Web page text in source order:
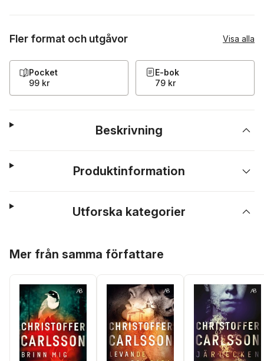
Fler format och utgåvor Visa alla
Pocket
99 kr
E-bok
79 kr
Beskrivning
Produktinformation
Utforska kategorier
Mer från samma författare